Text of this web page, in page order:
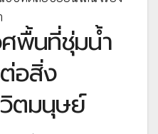
ศพื้นที่ชุ่มน้ำ
อสิ่ง
ตมนุษย์